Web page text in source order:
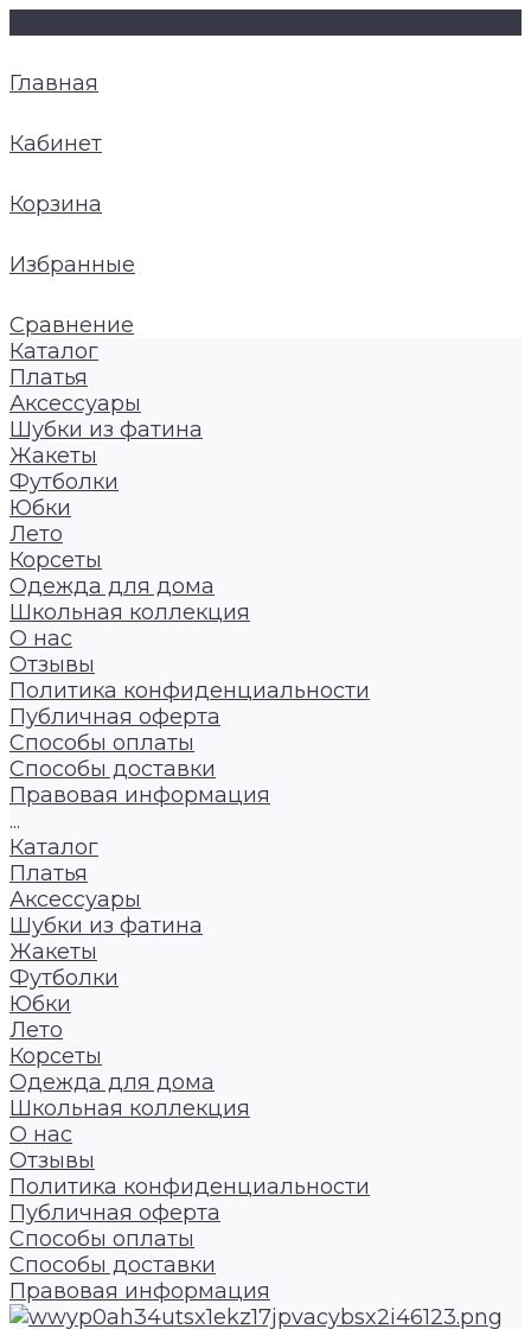
Главная
Кабинет
Корзина
Избранные
Сравнение
Каталог
Платья
Аксессуары
Шубки из фатина
Жакеты
Футболки
Юбки
Лето
Корсеты
Одежда для дома
Школьная коллекция
О нас
Отзывы
Политика конфиденциальности
Публичная оферта
Способы оплаты
Способы доставки
Правовая информация
...
Каталог
Платья
Аксессуары
Шубки из фатина
Жакеты
Футболки
Юбки
Лето
Корсеты
Одежда для дома
Школьная коллекция
О нас
Отзывы
Политика конфиденциальности
Публичная оферта
Способы оплаты
Способы доставки
Правовая информация